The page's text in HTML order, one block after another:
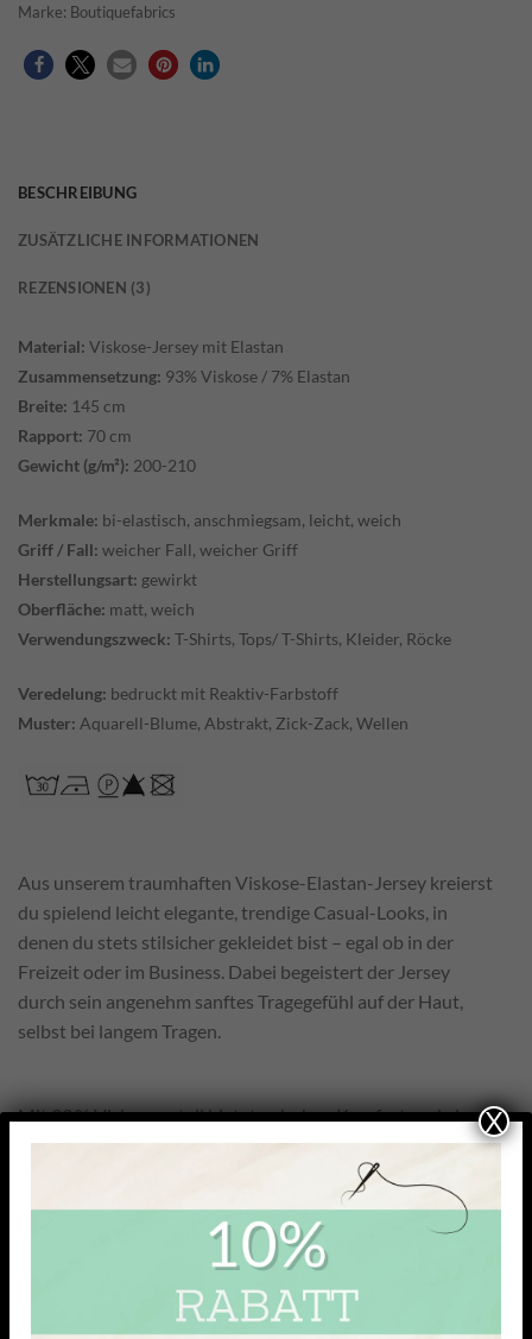
Marke: Boutiquefabrics
BESCHREIBUNG
ZUSÄTZLICHE INFORMATIONEN
REZENSIONEN (3)
Material: Viskose-Jersey mit Elastan
Zusammensetzung: 93% Viskose / 7% Elastan
Breite: 145 cm
Rapport: 70 cm
Gewicht (g/m²): 200-210
Merkmale: bi-elastisch, anschmiegsam, leicht, weich
Griff / Fall: weicher Fall, weicher Griff
Herstellungsart: gewirkt
Oberfläche: matt, weich
Verwendungszweck: T-Shirts, Tops/ T-Shirts, Kleider, Röcke
Veredelung: bedruckt mit Reaktiv-Farbstoff
Muster: Aquarell-Blume, Abstrakt, Zick-Zack, Wellen
Aus unserem traumhaften Viskose-Elastan-Jersey kreierst
du spielend leicht elegante, trendige Casual-Looks, in
denen du stets stilsicher gekleidet bist – egal ob in der
Freizeit oder im Business. Dabei begeistert der Jersey
durch sein angenehm sanftes Tragegefühl auf der Haut,
selbst bei langem Tragen.
Mit 93 % Viskoseanteil bietet er hohen Komfort und einen
besonders weichen, fließenden Fall. Das kühle Tragegefühl
macht ihn angenehm leicht auf der Haut, während die
glatte, leicht glänzende Oberfläche ideal für feine Oberteile
ist, die sich elegant an den Körper anschmiegen und
gleichzeitig viel Bewegungsfreiheit lassen.
X